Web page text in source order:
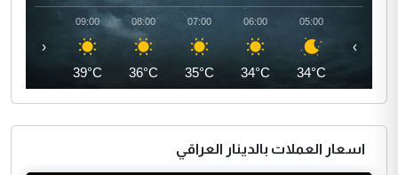
05:00
34°C
06:00
34°C
07:00
35°C
08:00
36°C
09:00
39°C
‹ ›
اسعار العملات بالدينار العراقي